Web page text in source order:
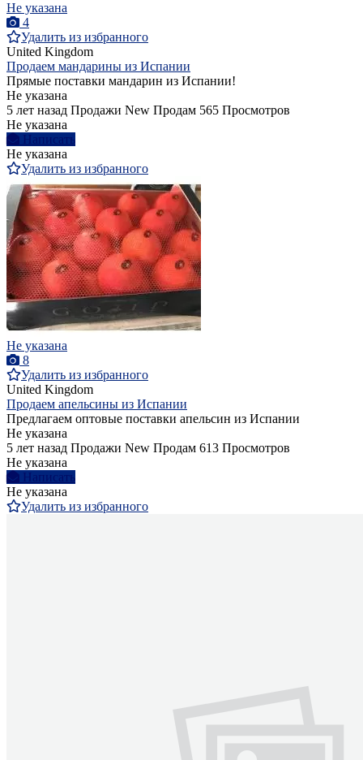
Не указана
4
Удалить из избранного
United Kingdom
Продаем мандарины из Испании
Прямые поставки мандарин из Испании!
Не указана
5 лет назад Продажи New Продам 565 Просмотров
Не указана
Написать
Не указана
Удалить из избранного
Не указана
8
Удалить из избранного
United Kingdom
Продаем апельсины из Испании
Предлагаем оптовые поставки апельсин из Испании
Не указана
5 лет назад Продажи New Продам 613 Просмотров
Не указана
Написать
Не указана
Удалить из избранного